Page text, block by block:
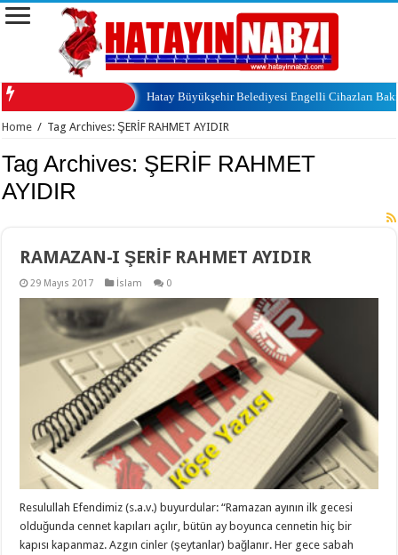
Hatay Büyükşehir Belediyesi Engelli Cihazları
Home / Tag Archives: ŞERİF RAHMET AYIDIR
Tag Archives: ŞERİF RAHMET
AYIDIR
RAMAZAN-I ŞERİF RAHMET AYIDIR
29 Mayıs 2017 İslam 0
Resulullah Efendimiz (s.a.v.) buyurdular: “Ramazan ayının ilk gecesi
olduğunda cennet kapıları açılır, bütün ay boyunca cennetin hiç bir
kapısı kapanmaz. Azgın cinler (şeytanlar) bağlanır. Her gece sabah